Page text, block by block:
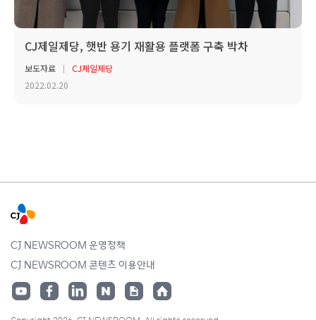
CJ제일제당, 햇반 용기 재활용 플랫폼 구축 박차
보도자료
CJ제일제당
2022.02.20
CJ NEWSROOM 운영정책
CJ NEWSROOM 콘텐츠 이용안내